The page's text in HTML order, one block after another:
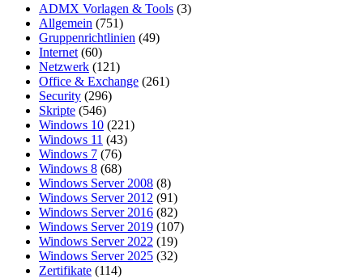
ADMX Vorlagen & Tools (3)
Allgemein (751)
Gruppenrichtlinien (49)
Internet (60)
Netzwerk (121)
Office & Exchange (261)
Security (296)
Skripte (546)
Windows 10 (221)
Windows 11 (43)
Windows 7 (76)
Windows 8 (68)
Windows Server 2008 (8)
Windows Server 2012 (91)
Windows Server 2016 (82)
Windows Server 2019 (107)
Windows Server 2022 (19)
Windows Server 2025 (32)
Zertifikate (114)